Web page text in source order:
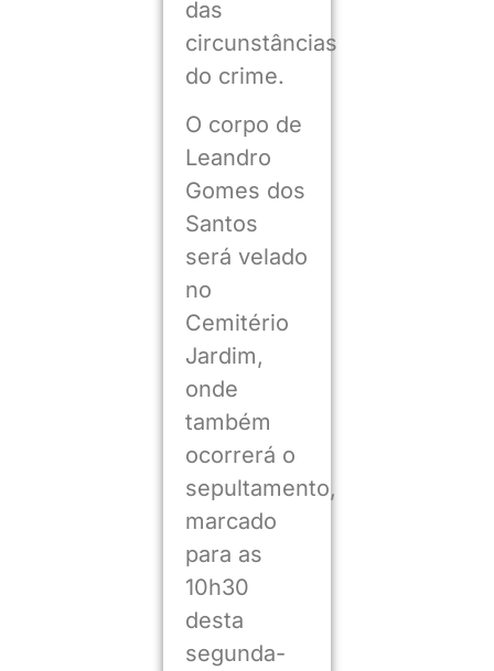
das
circunstâncias
do crime.
O corpo de
Leandro
Gomes dos
Santos
será velado
no
Cemitério
Jardim,
onde
também
ocorrerá o
sepultamento,
marcado
para as
10h30
desta
segunda-